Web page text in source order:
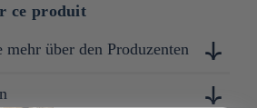
ce produit
mehr über den Produzenten
1960, Yaokin conçoit et distribue une